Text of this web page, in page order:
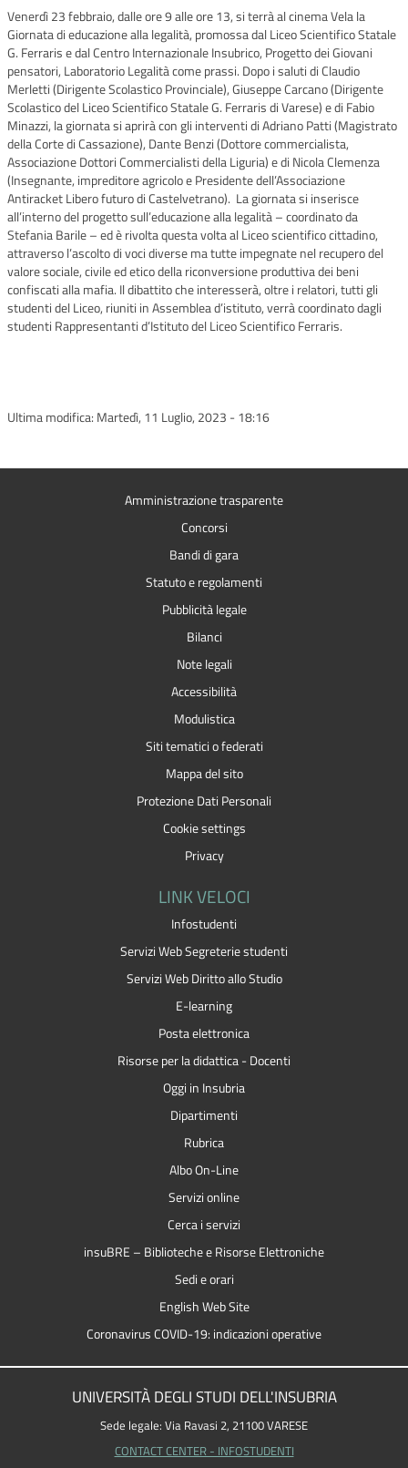
Venerdì 23 febbraio, dalle ore 9 alle ore 13, si terrà al cinema Vela la
Giornata di educazione alla legalità, promossa dal Liceo Scientifico Statale
G. Ferraris e dal Centro Internazionale Insubrico, Progetto dei Giovani
pensatori, Laboratorio Legalità come prassi. Dopo i saluti di Claudio
Merletti (Dirigente Scolastico Provinciale), Giuseppe Carcano (Dirigente
Scolastico del Liceo Scientifico Statale G. Ferraris di Varese) e di Fabio
Minazzi, la giornata si aprirà con gli interventi di Adriano Patti (Magistrato
della Corte di Cassazione), Dante Benzi (Dottore commercialista,
Associazione Dottori Commercialisti della Liguria) e di Nicola Clemenza
(Insegnante, impreditore agricolo e Presidente dell’Associazione
Antiracket Libero futuro di Castelvetrano). La giornata si inserisce
all’interno del progetto sull’educazione alla legalità – coordinato da
Stefania Barile – ed è rivolta questa volta al Liceo scientifico cittadino,
attraverso l’ascolto di voci diverse ma tutte impegnate nel recupero del
valore sociale, civile ed etico della riconversione produttiva dei beni
confiscati alla mafia. Il dibattito che interesserà, oltre i relatori, tutti gli
studenti del Liceo, riuniti in Assemblea d’istituto, verrà coordinato dagli
studenti Rappresentanti d’Istituto del Liceo Scientifico Ferraris.
Ultima modifica: Martedì, 11 Luglio, 2023 - 18:16
Amministrazione trasparente
Concorsi
Bandi di gara
Statuto e regolamenti
Pubblicità legale
Bilanci
Note legali
Accessibilità
Modulistica
Siti tematici o federati
Mappa del sito
Protezione Dati Personali
Cookie settings
Privacy
LINK VELOCI
Infostudenti
Servizi Web Segreterie studenti
Servizi Web Diritto allo Studio
E-learning
Posta elettronica
Risorse per la didattica - Docenti
Oggi in Insubria
Dipartimenti
Rubrica
Albo On-Line
Servizi online
Cerca i servizi
insuBRE – Biblioteche e Risorse Elettroniche
Sedi e orari
English Web Site
Coronavirus COVID-19: indicazioni operative
UNIVERSITÀ DEGLI STUDI DELL'INSUBRIA
Sede legale: Via Ravasi 2, 21100 VARESE
CONTACT CENTER - INFOSTUDENTI